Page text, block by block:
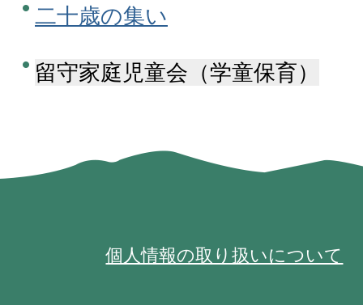
二十歳の集い
留守家庭児童会（学童保育）
個人情報の取り扱いについて